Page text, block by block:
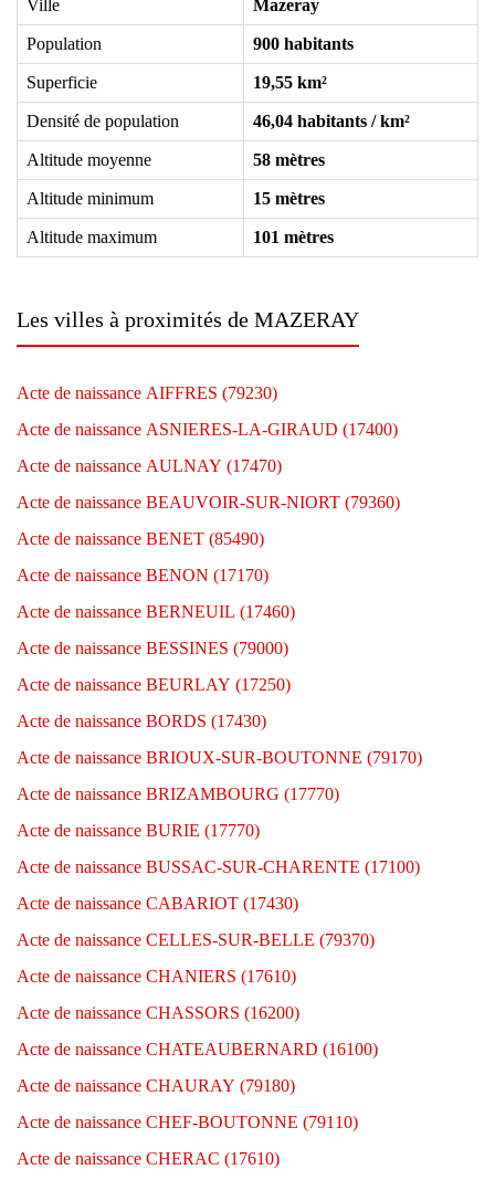
Ville Mazeray
Population 900 habitants
Superficie 19,55 km²
Densité de population 46,04 habitants / km²
Altitude moyenne 58 mètres
Altitude minimum 15 mètres
Altitude maximum 101 mètres
Les villes à proximités de MAZERAY
Acte de naissance AIFFRES (79230)
Acte de naissance ASNIERES-LA-GIRAUD (17400)
Acte de naissance AULNAY (17470)
Acte de naissance BEAUVOIR-SUR-NIORT (79360)
Acte de naissance BENET (85490)
Acte de naissance BENON (17170)
Acte de naissance BERNEUIL (17460)
Acte de naissance BESSINES (79000)
Acte de naissance BEURLAY (17250)
Acte de naissance BORDS (17430)
Acte de naissance BRIOUX-SUR-BOUTONNE (79170)
Acte de naissance BRIZAMBOURG (17770)
Acte de naissance BURIE (17770)
Acte de naissance BUSSAC-SUR-CHARENTE (17100)
Acte de naissance CABARIOT (17430)
Acte de naissance CELLES-SUR-BELLE (79370)
Acte de naissance CHANIERS (17610)
Acte de naissance CHASSORS (16200)
Acte de naissance CHATEAUBERNARD (16100)
Acte de naissance CHAURAY (79180)
Acte de naissance CHEF-BOUTONNE (79110)
Acte de naissance CHERAC (17610)